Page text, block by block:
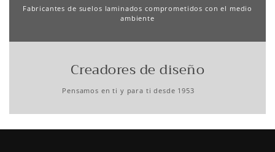
Fabricantes de suelos laminados comprometidos con el medio
ambiente
Creadores de diseño
Pensamos en ti y para ti desde 1953